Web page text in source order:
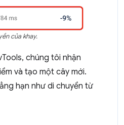
của khay.
chúng tôi nhận
và tạo một cây mới.
hạn như di chuyển từ